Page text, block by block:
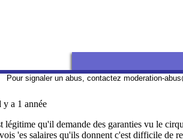
Pour signaler un abus, contactez moderation-